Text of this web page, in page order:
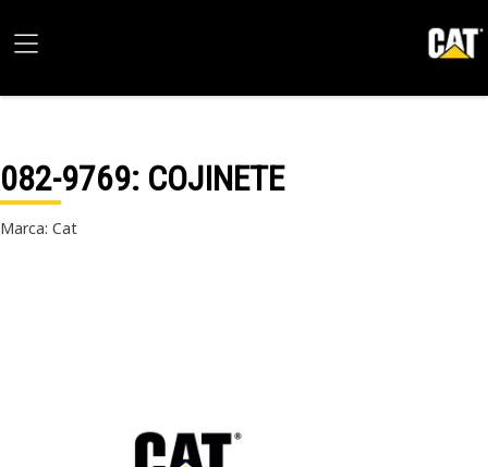
082-9769: COJINETE
Marca: Cat